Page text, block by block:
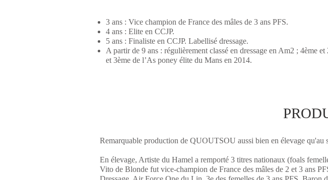
3 ans : Vice champion de France des mâles de 3 ans PFS.
4 ans : Elite en CCJP.
5 ans : Finaliste en CCJP. Labellisé dressage.
A partir de 9 ans : régulièrement classé en dressage en Am2 ; 4ème
et 3ème de l’As poney élite du Mans en 2014.
Remarquable production de QUOUTSOU aussi bien en élevage qu'au
En élevage, Artiste du Hamel a remporté 3 titres nationaux (foals
Vito de Blonde fut vice-champion de France des mâles de 2 et 3 ans